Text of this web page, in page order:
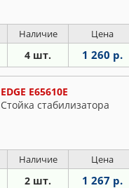
Наличие Цена
4 шт. 1 260 р.
EDGE E65610E
Стойка стабилизатора
Наличие Цена
2 шт. 1 267 р.